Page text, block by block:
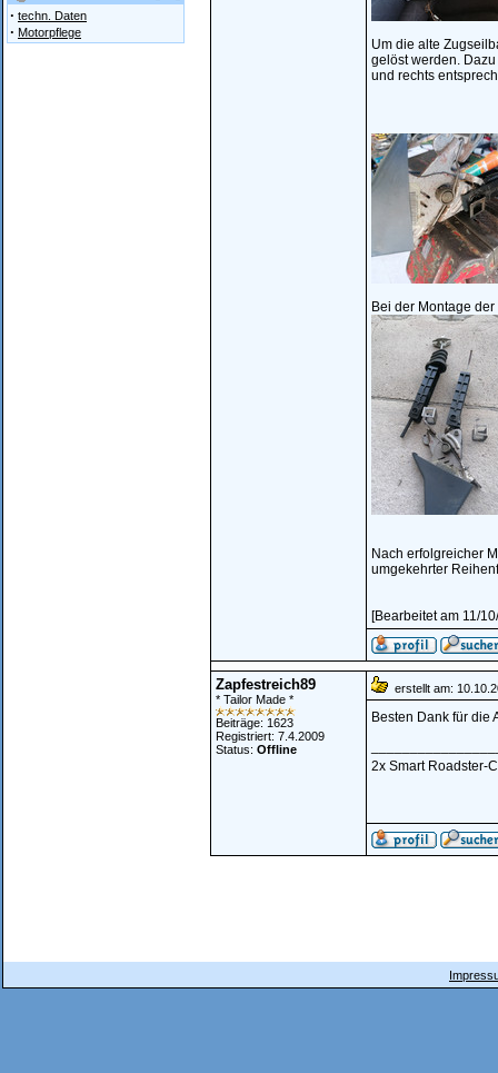
· techn. Daten
· Motorpflege
Um die alte
gelöst werden.
und rechts
Bei der Montage
Nach erfolgreicher
umgekehrter
[Bearbeitet am 11/
Zapfestreich89
* Tailor Made *
Beiträge: 1623
Registriert: 7.4.2009
Status: Offline
erstellt am:
Besten Dank für die
2x Smart Roadster-